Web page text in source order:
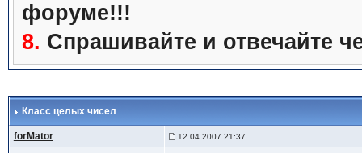
форуме!!!
8. Спрашивайте и отвечайте
Класс целых чисел
forMator 12.04.2007 21:37